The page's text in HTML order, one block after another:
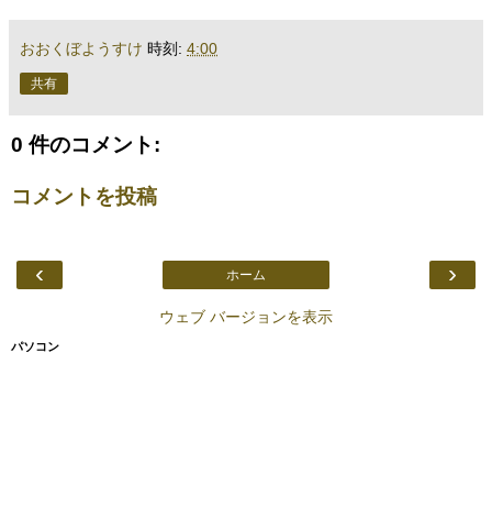
おおくぼようすけ 時刻: 4:00
共有
0 件のコメント:
コメントを投稿
‹ ›
ホーム
ウェブ バージョンを表示
パソコン